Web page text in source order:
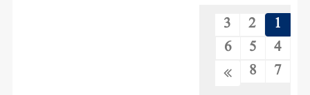
1
2
3
4
5
6
7
8